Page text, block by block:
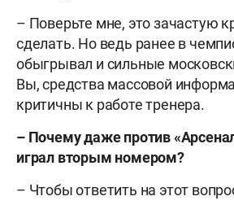
– Поверьте мне, это зачастую
сделать. Но ведь ранее в
обыгрывал и сильные
Вы, средства массовой
критичны к работе тренера.
– Почему даже против
играл вторым номером?
– Чтобы ответить на этот